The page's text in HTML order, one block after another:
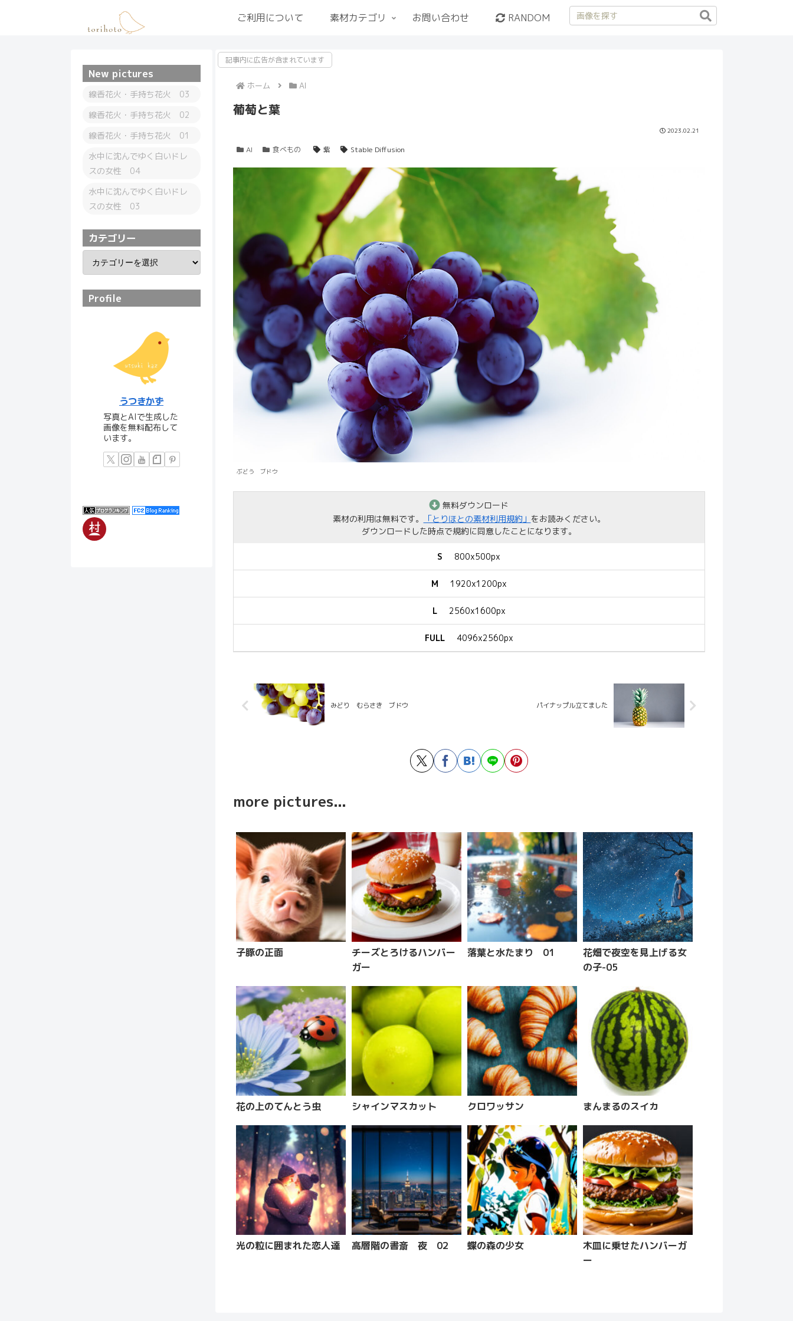
ご利用について 素材カテゴリ お問い合わせ RANDOM
記事内に広告が含まれています
ホーム AI
葡萄と葉
2023.02.21
AI 食べもの 紫 Stable Diffusion
ぶどう ブドウ
無料ダウンロード
素材の利用は無料です。
「とりほとの素材利用規約」 をお読みください。
ダウンロードした時点で規約に同意したことになります。
S 800x500px
M 1920x1200px
L 2560x1600px
FULL 4096x2560px
みどり むらさき ブドウ パイナップル立てました
more pictures...
子豚の正面
チーズとろけるハンバー
ガー
落葉と水たまり 01
花畑で夜空を見上げる女
の子-05
花の上のてんとう虫 シャインマスカット クロワッサン まんまるのスイカ
光の粒に囲まれた恋人達 高層階の書斎 夜 02 蝶の森の少女
木皿に乗せたハンバーガ
ー
New pictures
線香花火・手持ち花火 03
線香花火・手持ち花火 02
線香花火・手持ち花火 01
水中に沈んでゆく白いドレ
スの女性 04
水中に沈んでゆく白いドレ
スの女性 03
カテゴリー
Profile
うつきかず
写真とAIで生成した
画像を無料配布して
います。